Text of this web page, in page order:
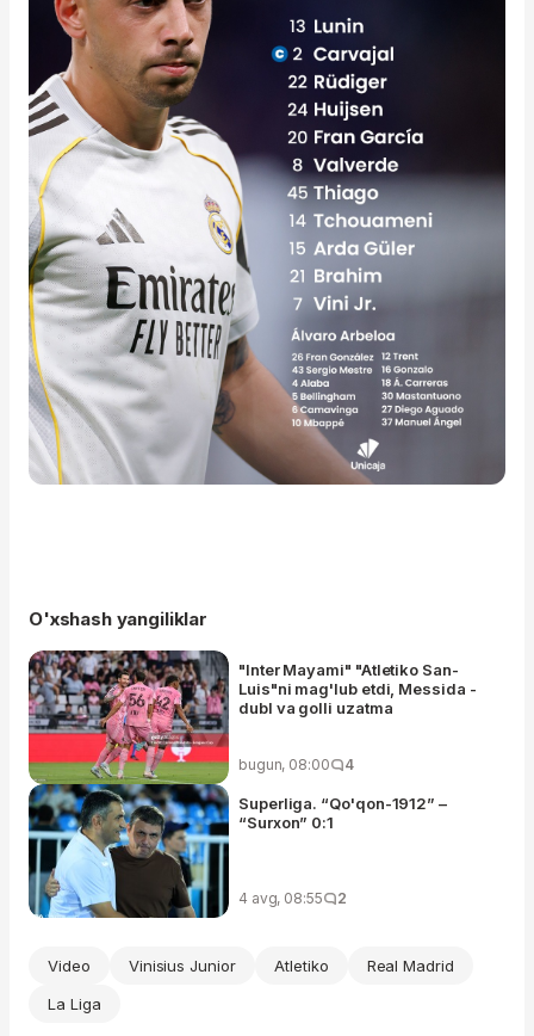
O'xshash yangiliklar
"Inter Mayami" "Atletiko San-
Luis"ni mag'lub etdi, Messida -
dubl va golli uzatma
bugun, 08:00 4
Superliga. “Qo'qon-1912” –
“Surxon” 0:1
4 avg, 08:55 2
Video Vinisius Junior Atletiko
Real Madrid
La Liga